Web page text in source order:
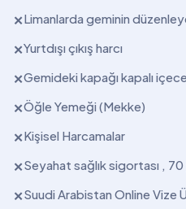
✕Limanlarda geminin
✕Yurtdışı çıkış harcı
✕Gemideki kapağı kapalı
✕Öğle Yemeği (Mekke)
✕Kişisel Harcamalar
✕Seyahat sağlık sigortası ,
✕Suudi Arabistan Online Vize